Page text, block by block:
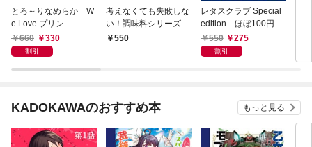
とろ～りなめらか W
e Love プリン
660
330
割引
考えなくても失敗しな
い！調味料シリーズ v
ol.1めんつゆ
550
レタスクラブ Special
edition ほぼ100円の
とり肉おかず
550 275
割引
栄
KADOKAWAのおすすめ本 もっと見る